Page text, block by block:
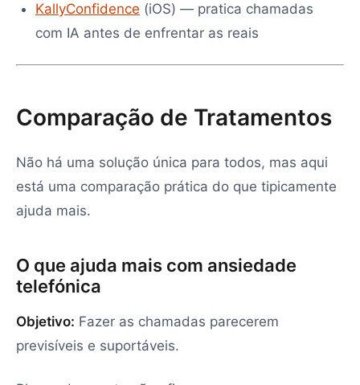
KallyConfidence (iOS) — pratica chamadas
com IA antes de enfrentar as reais
Comparação de Tratamentos
Não há uma solução única para todos, mas aqui
está uma comparação prática do que tipicamente
ajuda mais.
O que ajuda mais com ansiedade
telefónica
Objetivo: Fazer as chamadas parecerem
previsíveis e suportáveis.